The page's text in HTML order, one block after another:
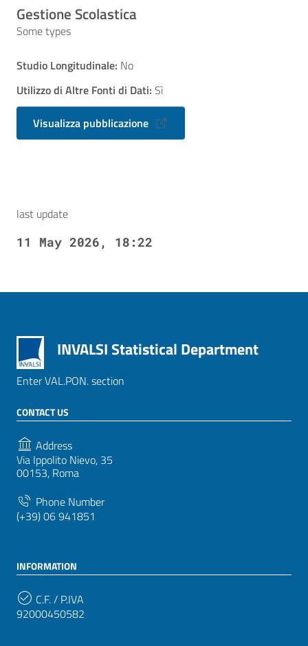
Gestione Scolastica
Some types
Studio Longitudinale: No
Utilizzo di Altre Fonti di Dati: Sì
Visualizza pubblicazione
last update
11 May 2026, 18:22
INVALSI Statistical Department
Enter VAL.PON. section
CONTACT US
Address
Via Ippolito Nievo, 35
00153, Roma
Phone Number
(+39) 06 941851
INFORMATION
C.F. / P.IVA
92000450582